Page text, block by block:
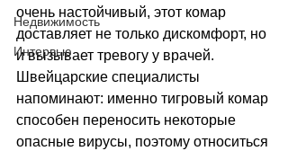
Недвижимость
Интервью
очень настойчивый, этот комар
доставляет не только дискомфорт, но
и вызывает тревогу у врачей.
Швейцарские специалисты
напоминают: именно тигровый комар
способен переносить некоторые
опасные вирусы, поэтому относиться